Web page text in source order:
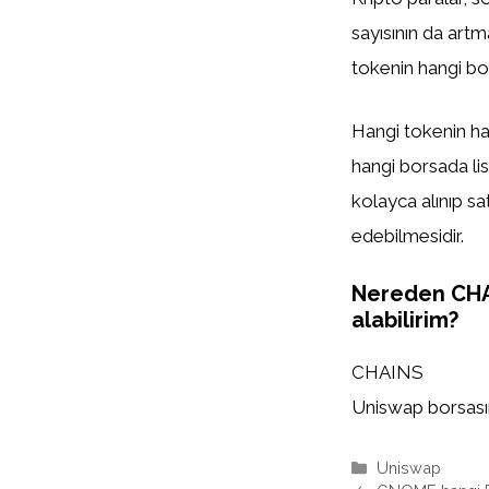
sayısının da
tokenin hangi
Hangi tokenin
hangi borsada
kolayca alınıp
edebilmesidir.
Nereden
alabilirim?
CHAINS
Uniswap
Kategoriler
Uniswap